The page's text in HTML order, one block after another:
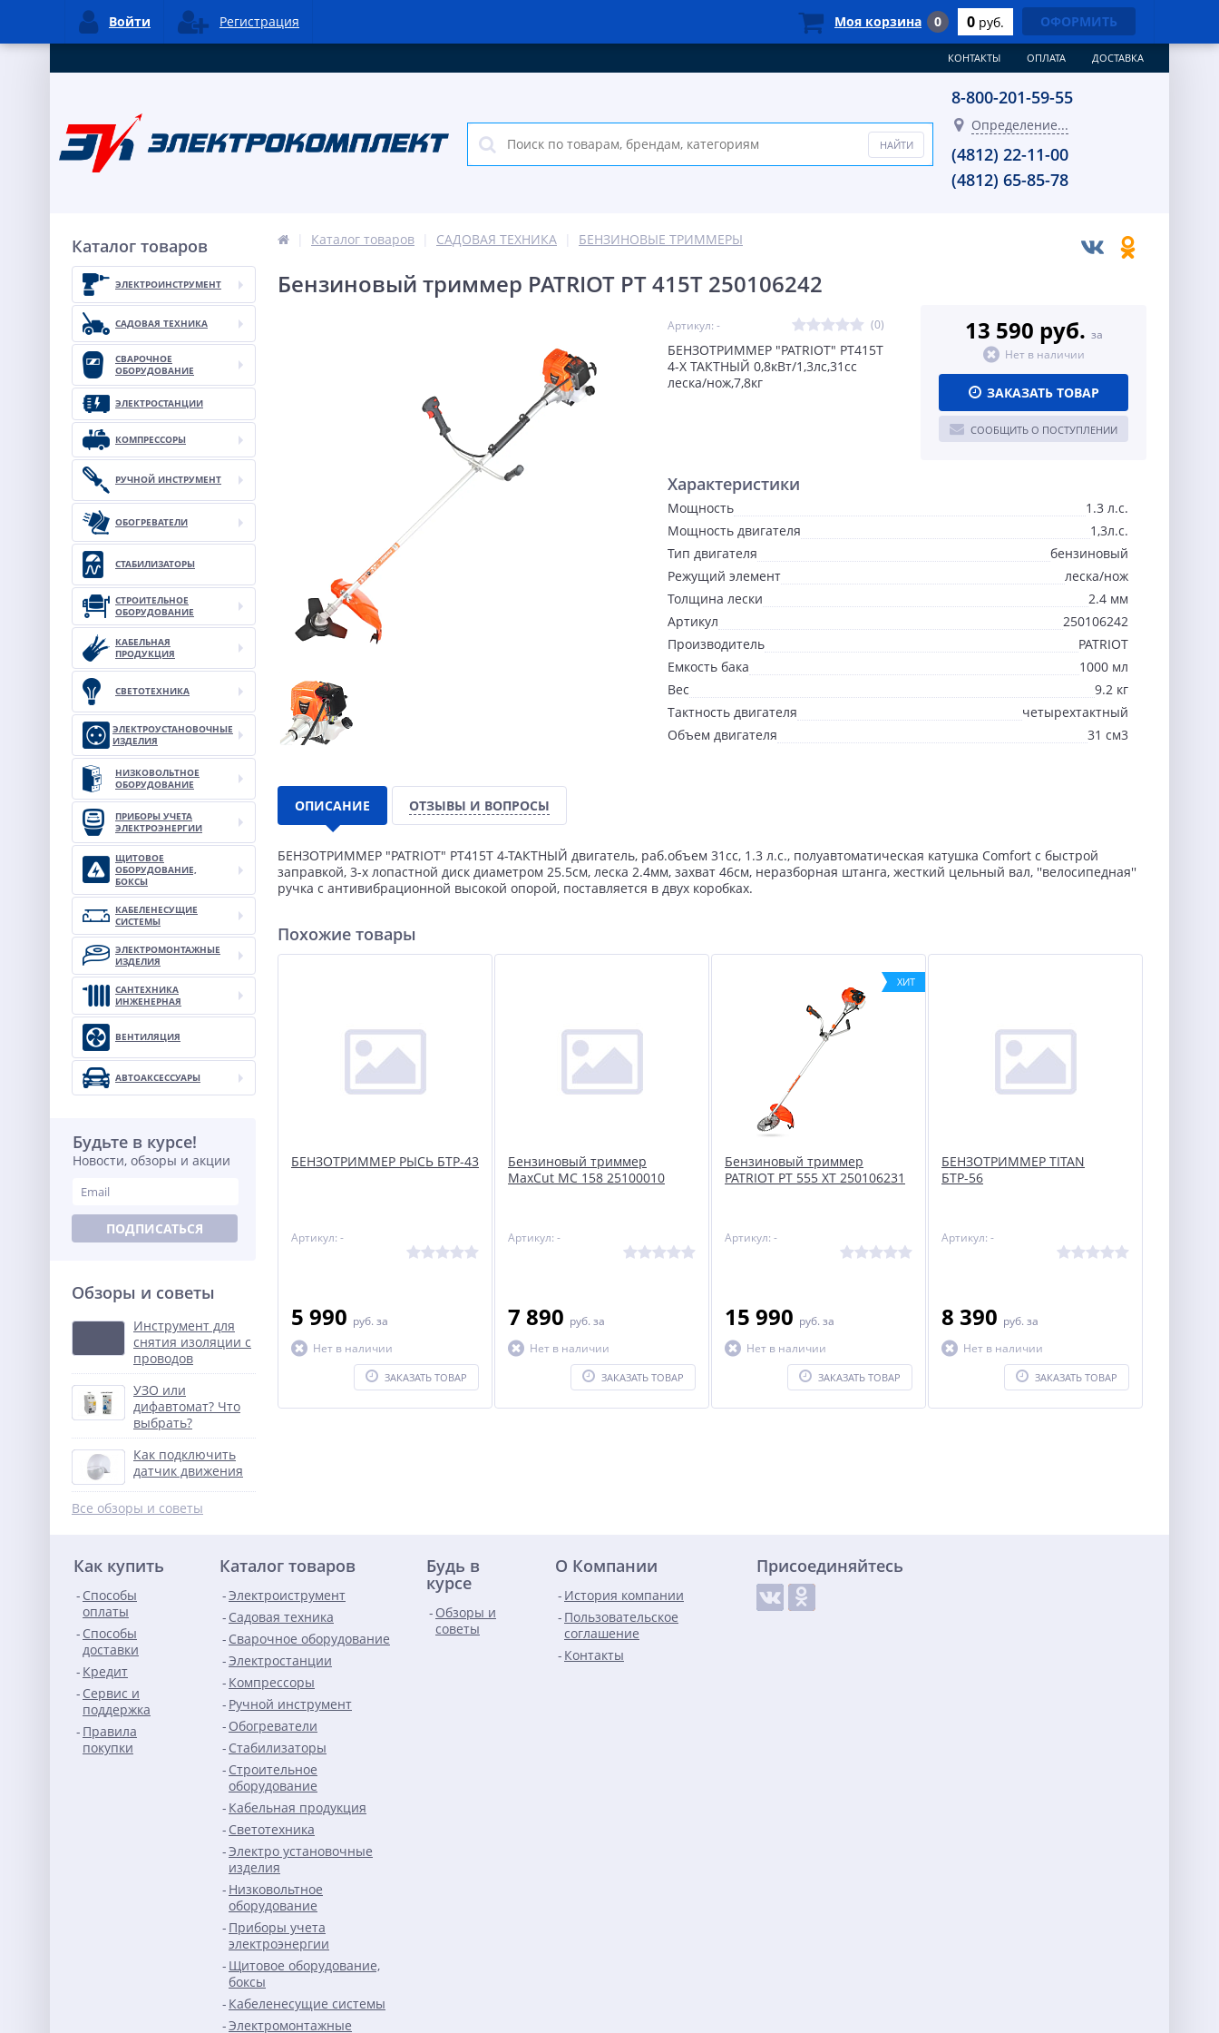
КОНТАКТЫ ОПЛАТА ДОСТАВКА
8-800-201-59-55
Определение...
(4812) 22-11-00
(4812) 65-85-78
Каталог товаров
ЭЛЕКТРОИНСТРУМЕНТ
САДОВАЯ ТЕХНИКА
СВАРОЧНОЕ
ОБОРУДОВАНИЕ
ЭЛЕКТРОСТАНЦИИ
КОМПРЕССОРЫ
РУЧНОЙ ИНСТРУМЕНТ
ОБОГРЕВАТЕЛИ
СТАБИЛИЗАТОРЫ
СТРОИТЕЛЬНОЕ
ОБОРУДОВАНИЕ
КАБЕЛЬНАЯ
ПРОДУКЦИЯ
СВЕТОТЕХНИКА
ЭЛЕКТРОУСТАНОВОЧНЫЕ
ИЗДЕЛИЯ
НИЗКОВОЛЬТНОЕ
ОБОРУДОВАНИЕ
ПРИБОРЫ УЧЕТА
ЭЛЕКТРОЭНЕРГИИ
ЩИТОВОЕ
ОБОРУДОВАНИЕ,
БОКСЫ
КАБЕЛЕНЕСУЩИЕ
СИСТЕМЫ
ЭЛЕКТРОМОНТАЖНЫЕ
ИЗДЕЛИЯ
САНТЕХНИКА
ИНЖЕНЕРНАЯ
ВЕНТИЛЯЦИЯ
АВТОАКСЕССУАРЫ
Будьте в курсе!
Новости, обзоры и акции
ПОДПИСАТЬСЯ
Обзоры и советы
Инструмент для
снятия изоляции с
проводов
УЗО или
дифавтомат? Что
выбрать?
Как подключить
датчик движения
Все обзоры и советы
Каталог товаров САДОВАЯ ТЕХНИКА БЕНЗИНОВЫЕ ТРИММЕРЫ
Бензиновый триммер PATRIOT PT 415T 250106242
Артикул: - (0)
БЕНЗОТРИММЕР "PATRIOT" PT415Т
4-X ТАКТНЫЙ 0,8кВт/1,3лс,31сс
леска/нож,7,8кг
13 590 руб. за
Нет в наличии
ЗАКАЗАТЬ ТОВАР
СООБЩИТЬ О ПОСТУПЛЕНИИ
Характеристики
Мощность
1.3 л.с.
Мощность двигателя
1,3л.с.
Тип двигателя
бензиновый
Режущий элемент
леска/нож
Толщина лески
2.4 мм
Артикул
250106242
Производитель
PATRIOT
Емкость бака
1000 мл
Вес
9.2 кг
Тактность двигателя
четырехтактный
Объем двигателя
31 см3
ОПИСАНИЕ ОТЗЫВЫ И ВОПРОСЫ
БЕНЗОТРИММЕР "PATRIOT" PT415Т 4-ТАКТНЫЙ двигатель, раб.объем 31сс, 1.3 л.с., полуавтоматическая катушка Comfort с быстрой
заправкой, 3-х лопастной диск диаметром 25.5см, леска 2.4мм, захват 46см, неразборная штанга, жесткий цельный вал, ''велосипедная''
ручка с антивибрационной высокой опорой, поставляется в двух коробках.
Похожие товары
БЕНЗОТРИММЕР РЫСЬ БТР-43
Артикул: -
5 990 руб. за
Нет в наличии
ЗАКАЗАТЬ ТОВАР
Бензиновый триммер
MaxCut MC 158 25100010
Артикул: -
7 890 руб. за
Нет в наличии
ЗАКАЗАТЬ ТОВАР
ХИТ
Бензиновый триммер
PATRIOT PT 555 XT 250106231
Артикул: -
15 990 руб. за
Нет в наличии
ЗАКАЗАТЬ ТОВАР
БЕНЗОТРИММЕР TITAN
БТР-56
Артикул: -
8 390 руб. за
Нет в наличии
ЗАКАЗАТЬ ТОВАР
Как купить
Способы
оплаты
Способы
доставки
Кредит
Сервис и
поддержка
Правила
покупки
Каталог товаров
Электроиструмент
Садовая техника
Сварочное оборудование
Электростанции
Компрессоры
Ручной инструмент
Обогреватели
Стабилизаторы
Строительное
оборудование
Кабельная продукция
Светотехника
Электро установочные
изделия
Низковольтное
оборудование
Приборы учета
электроэнергии
Щитовое оборудование,
боксы
Кабеленесущие системы
Электромонтажные
Будь в
курсе
Обзоры и
советы
О Компании
История компании
Пользовательское
соглашение
Контакты
Присоединяйтесь
Войти Регистрация Моя корзина 0 0 руб. ОФОРМИТЬ